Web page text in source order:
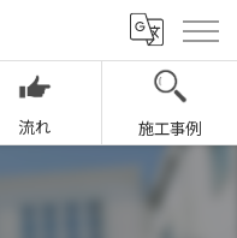
流れ 施工事例